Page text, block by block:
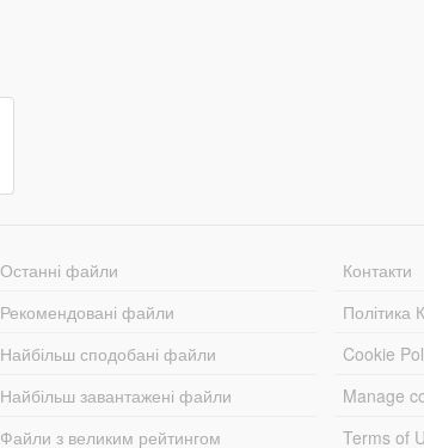
Останні файли
Рекомендовані файли
Найбільш сподобані файли
Найбільш завантажені файли
Файли з великим рейтингом
Контакти
Політика
Cookie
Manage
Terms of